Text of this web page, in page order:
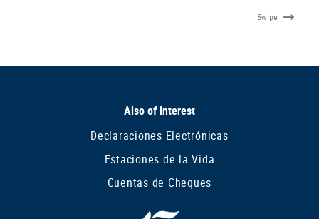
Swipe
Also of Interest
Declaraciones Electrónicas
Estaciones de la Vida
Cuentas de Cheques